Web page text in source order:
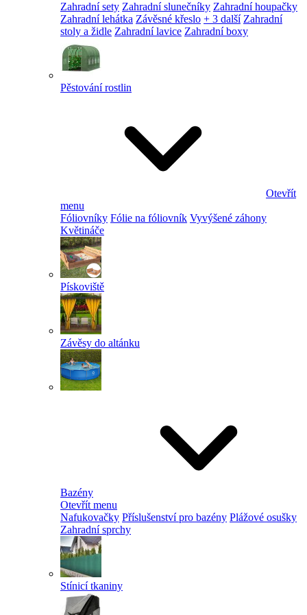
Zahradní sety Zahradní slunečníky Zahradní houpačky
Zahradní lehátka Závěsné křeslo + 3 další Zahradní
stoly a židle Zahradní lavice Zahradní boxy
Pěstování rostlin
Otevřít
menu
Fóliovníky Fólie na fóliovník Vyvýšené záhony
Květináče
Pískoviště
Závěsy do altánku
Bazény
Otevřít menu
Nafukovačky Příslušenství pro bazény Plážové osušky
Zahradní sprchy
Stínicí tkaniny